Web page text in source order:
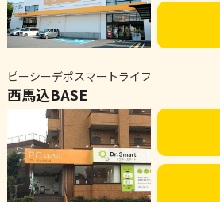
ピーシーデポスマートライフ
西馬込BASE